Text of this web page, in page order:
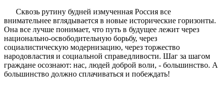
Сквозь рутину будней измученная Россия все
внимательнее вглядывается в новые исторические горизонты.
Она все лучше понимает, что путь в будущее лежит через
национально-освободительную борьбу, через
социалистическую модернизацию, через торжество
народовластия и социальной справедливости. Шаг за шагом
граждане осознают: нас, людей доброй воли, - большинство. А
большинство должно сплачиваться и побеждать!